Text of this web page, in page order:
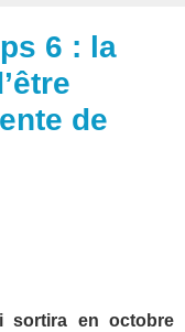
6 : la
de
sortira en octobre